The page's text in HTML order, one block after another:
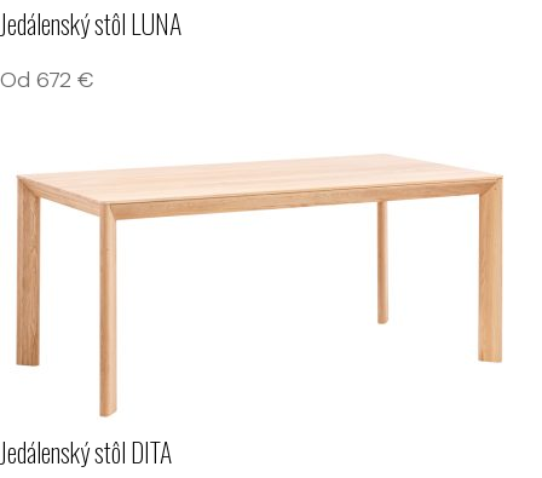
Jedálenský stôl LUNA
Od 672 €
Jedálenský stôl DITA